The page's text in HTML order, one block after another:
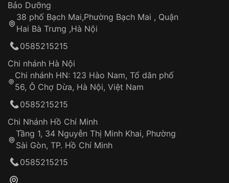
Thời gian tính từ khi xác nhận đơn hàng thành
công
Hotline: 0585 215 215
Từ khóa SEO:
Khách hàng kiểm tra và thanh toán trực tiếp
Sản phẩm đã bị:
Tự ý sửa chữa
thống VNLUX
Đảm bảo quyền lợi khách hàng
Đồng hành cùng khách hàng trong suốt quá
trình sử dụng
Bảo Dưỡng
38 phố Bạch Mai,Phường Bạch Mai , Quận
Hai Bà Trưng ,Hà Nội
0585215215
Chi nhánh Hà Nội
Chi nhánh HN: 123 Hào Nam, Tổ dân phố
56, Ô Chợ Dừa, Hà Nội, Việt Nam
0585215215
Chi Nhánh Hồ Chí Minh
Tầng 1, 34 Nguyễn Thị Minh Khai, Phường
Sài Gòn, TP. Hồ Chí Minh
0585215215